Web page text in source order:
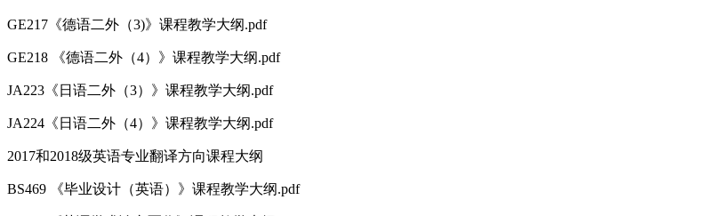
GE217《德语二外（3)》课程教学大纲.pdf
GE218 《德语二外（4）》课程教学大纲.pdf
JA223《日语二外（3）》课程教学大纲.pdf
JA224《日语二外（4）》课程教学大纲.pdf
2017和2018级英语专业翻译方向课程大纲
BS469 《毕业设计（英语）》课程教学大纲.pdf